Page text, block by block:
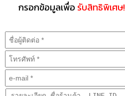
กรอกข้อมูลเพื่อ รับสิทธิพิเศษ!